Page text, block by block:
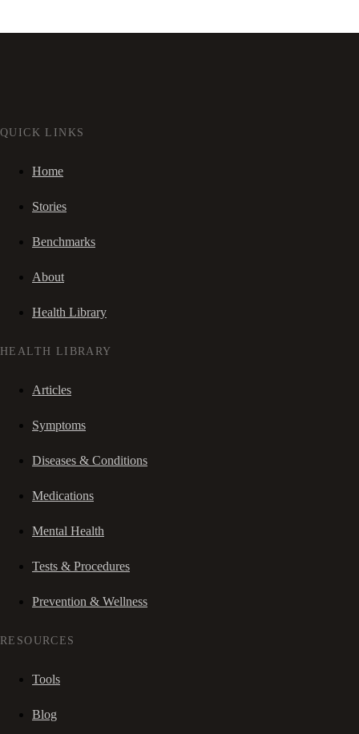
QUICK LINKS
Home
Stories
Benchmarks
About
Health Library
HEALTH LIBRARY
Articles
Symptoms
Diseases & Conditions
Medications
Mental Health
Tests & Procedures
Prevention & Wellness
RESOURCES
Tools
Blog